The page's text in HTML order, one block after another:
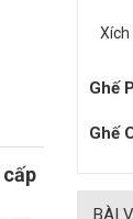
Ghế
Ghế
BÀI